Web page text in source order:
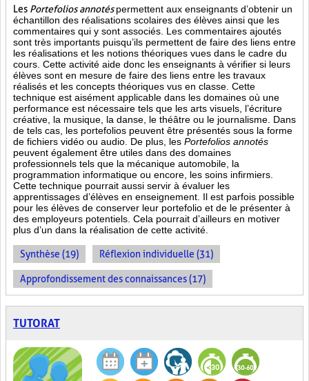
Les Portefolios annotés permettent aux enseignants d’obtenir un
échantillon des réalisations scolaires des élèves ainsi que les
commentaires qui y sont associés. Les commentaires ajoutés
sont très importants puisqu’ils permettent de faire des liens entre
les réalisations et les notions théoriques vues dans le cadre du
cours. Cette activité aide donc les enseignants à vérifier si leurs
élèves sont en mesure de faire des liens entre les travaux
réalisés et les concepts théoriques vus en classe. Cette
technique est aisément applicable dans les domaines où une
performance est nécessaire tels que les arts visuels, l’écriture
créative, la musique, la danse, le théâtre ou le journalisme. Dans
de tels cas, les portefolios peuvent être présentés sous la forme
de fichiers vidéo ou audio. De plus, les Portefolios annotés
peuvent également être utiles dans des domaines
professionnels tels que la mécanique automobile, la
programmation informatique ou encore, les soins infirmiers.
Cette technique pourrait aussi servir à évaluer les
apprentissages d’élèves en enseignement. Il est parfois possible
pour les élèves de conserver leur portefolio et de le présenter à
des employeurs potentiels. Cela pourrait d’ailleurs en motiver
plus d’un dans la réalisation de cette activité.
Synthèse (19) Réflexion individuelle (31)
Approfondissement des connaissances (17)
TUTORAT